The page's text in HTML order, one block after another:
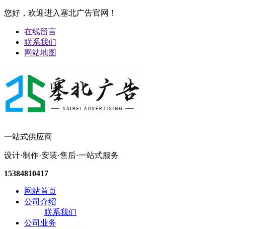
您好，欢迎进入塞北广告官网！
在线留言
联系我们
网站地图
一站式供应商
设计·制作·安装·售后·一站式服务
15384810417
网站首页
公司介绍
联系我们
公司业务